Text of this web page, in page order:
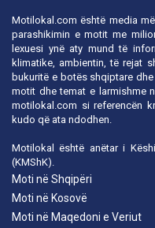
Motilokal.com është media
parashikimin e motit me
lexuesi ynë aty mund të
klimatike, ambientin, të rejat
bukuritë e botës shqiptare
motit dhe temat e larmishme
motilokal.com si referencën
kudo që ata ndodhen.
Motilokal është anëtar i
(KMShK).
Moti në Shqipëri
Moti në Kosovë
Moti në Maqedoni e Veriut